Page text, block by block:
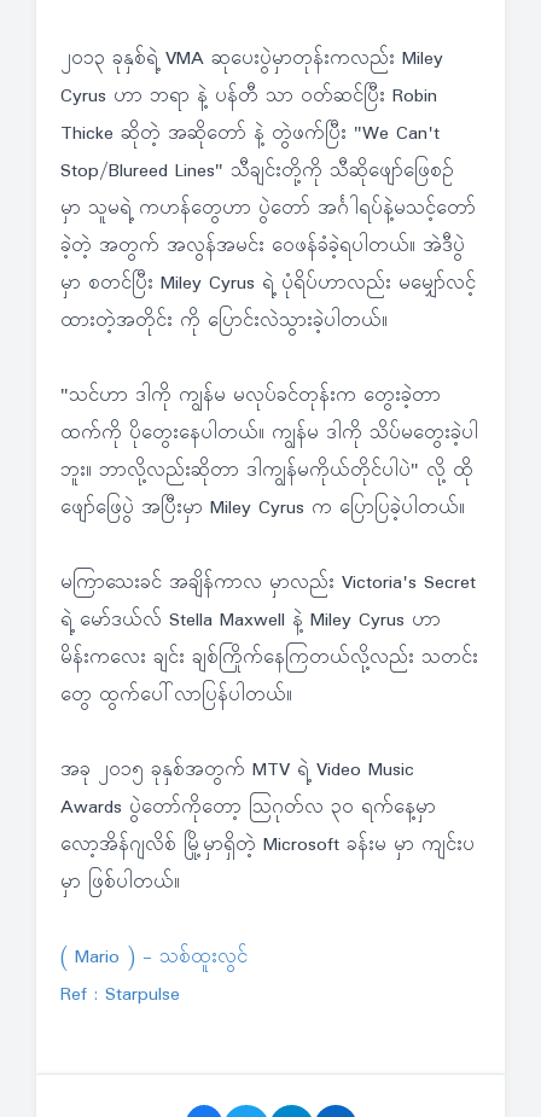
၂၀၁၃ ခုနှစ်ရဲ့ VMA ဆုပေးပွဲမှာတုန်းကလည်း Miley
Cyrus ဟာ ဘရာ နဲ့ ပန်တီ သာ ဝတ်ဆင်ပြီး Robin
Thicke ဆိုတဲ့ အဆိုတော် နဲ့ တွဲဖက်ပြီး "We Can't
Stop/Blureed Lines" သီချင်းတို့ကို သီဆိုဖျော်ဖြေစဉ်
မှာ သူမရဲ့ ကဟန်တွေဟာ ပွဲတော် အင်္ဂါရပ်နဲ့မသင့်တော်
ခဲ့တဲ့ အတွက် အလွန်အမင်း ဝေဖန်ခံခဲ့ရပါတယ်။ အဲဒီပွဲ
မှာ စတင်ပြီး Miley Cyrus ရဲ့ ပုံရိပ်ဟာလည်း မမျှော်လင့်
ထားတဲ့အတိုင်း ကို ပြောင်းလဲသွားခဲ့ပါတယ်။
"သင်ဟာ ဒါကို ကျွန်မ မလုပ်ခင်တုန်းက တွေးခဲ့တာ
ထက်ကို ပိုတွေးနေပါတယ်။ ကျွန်မ ဒါကို သိပ်မတွေးခဲ့ပါ
ဘူး။ ဘာလို့လည်းဆိုတာ ဒါကျွန်မကိုယ်တိုင်ပါပဲ" လို့ ထို
ဖျော်ဖြေပွဲ အပြီးမှာ Miley Cyrus က ပြောပြခဲ့ပါတယ်။
မကြာသေးခင် အချိန်ကာလ မှာလည်း Victoria's Secret
ရဲ့ မော်ဒယ်လ် Stella Maxwell နဲ့ Miley Cyrus ဟာ
မိန်းကလေး ချင်း ချစ်ကြိုက်နေကြတယ်လို့လည်း သတင်း
တွေ ထွက်ပေါ်လာပြန်ပါတယ်။
အခု ၂၀၁၅ ခုနှစ်အတွက် MTV ရဲ့ Video Music
Awards ပွဲတော်ကိုတော့ သြဂုတ်လ ၃၀ ရက်နေ့မှာ
လော့အိန်ဂျလိစ် မြို့မှာရှိတဲ့ Microsoft ခန်းမ မှာ ကျင်းပ
မှာ ဖြစ်ပါတယ်။
( Mario ) - သစ်ထူးလွင်
Ref : Starpulse